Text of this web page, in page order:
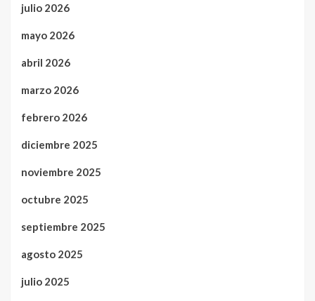
julio 2026
mayo 2026
abril 2026
marzo 2026
febrero 2026
diciembre 2025
noviembre 2025
octubre 2025
septiembre 2025
agosto 2025
julio 2025